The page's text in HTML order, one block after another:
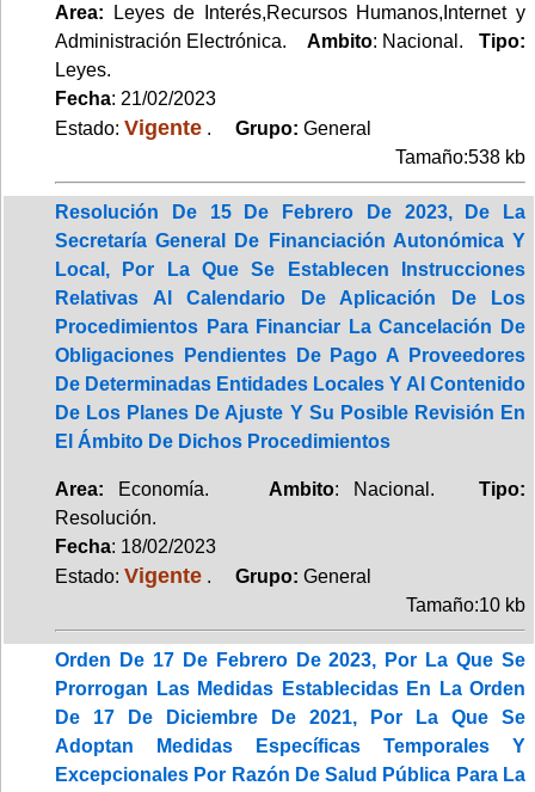
Area: Leyes de Interés,Recursos Humanos,Internet y
Administración Electrónica.Ambito: Nacional.Tipo:
Leyes.
Fecha: 21/02/2023
Estado: Vigente . Grupo: General
Tamaño:538 kb
Resolución De 15 De Febrero De 2023, De La
Secretaría General De Financiación Autonómica Y
Local, Por La Que Se Establecen Instrucciones
Relativas Al Calendario De Aplicación De Los
Procedimientos Para Financiar La Cancelación De
Obligaciones Pendientes De Pago A Proveedores
De Determinadas Entidades Locales Y Al Contenido
De Los Planes De Ajuste Y Su Posible Revisión En
El Ámbito De Dichos Procedimientos
Area: Economía. Ambito: Nacional.Tipo:
Resolución.
Fecha: 18/02/2023
Estado: Vigente . Grupo: General
Tamaño:10 kb
Orden De 17 De Febrero De 2023, Por La Que Se
Prorrogan Las Medidas Establecidas En La Orden
De 17 De Diciembre De 2021, Por La Que Se
Adoptan Medidas Específicas Temporales Y
Excepcionales Por Razón De Salud Pública Para La